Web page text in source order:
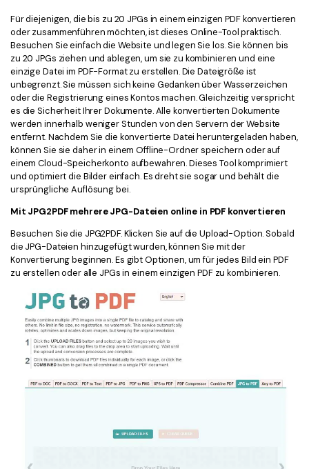
Für diejenigen, die bis zu 20 JPGs in einem einzigen PDF konvertieren
oder zusammenführen möchten, ist dieses Online-Tool praktisch.
Besuchen Sie einfach die Website und legen Sie los. Sie können bis
zu 20 JPGs ziehen und ablegen, um sie zu kombinieren und eine
einzige Datei im PDF-Format zu erstellen. Die Dateigröße ist
unbegrenzt. Sie müssen sich keine Gedanken über Wasserzeichen
oder die Registrierung eines Kontos machen. Gleichzeitig verspricht
es die Sicherheit Ihrer Dokumente. Alle konvertierten Dokumente
werden innerhalb weniger Stunden von den Servern der Website
entfernt. Nachdem Sie die konvertierte Datei heruntergeladen haben,
können Sie sie daher in einem Offline-Ordner speichern oder auf
einem Cloud-Speicherkonto aufbewahren. Dieses Tool komprimiert
und optimiert die Bilder einfach. Es dreht sie sogar und behält die
ursprüngliche Auflösung bei.
Mit JPG2PDF mehrere JPG-Dateien online in PDF konvertieren
Besuchen Sie die JPG2PDF. Klicken Sie auf die Upload-Option. Sobald
die JPG-Dateien hinzugefügt wurden, können Sie mit der
Konvertierung beginnen. Es gibt Optionen, um für jedes Bild ein PDF
zu erstellen oder alle JPGs in einem einzigen PDF zu kombinieren.